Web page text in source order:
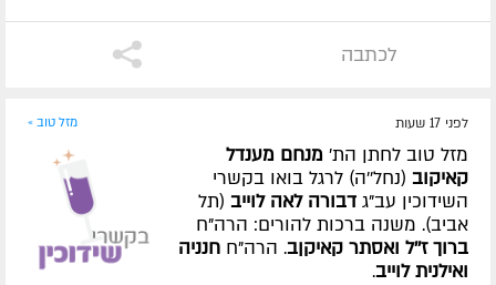
לכתבה
לפני 17 שעות מזל טוב »
מזל טוב לחתן הת' מנחם מענדל
קאיקוב (נחל''ה) לרגל בואו בקשרי
השידוכין עב"ג דבורה לאה לוייב (תל
אביב). משנה ברכות להורים: הרה"ח
ברוך ז''ל ואסתר קאיקןב. הרה"ח חנניה
ואילנית לוייב.